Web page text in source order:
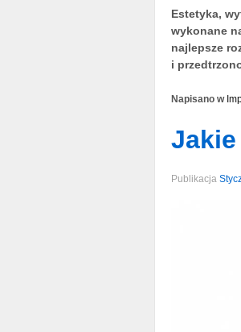
Estetyka,
wykonane
najlepsze
i
Napisano w
Publikacja